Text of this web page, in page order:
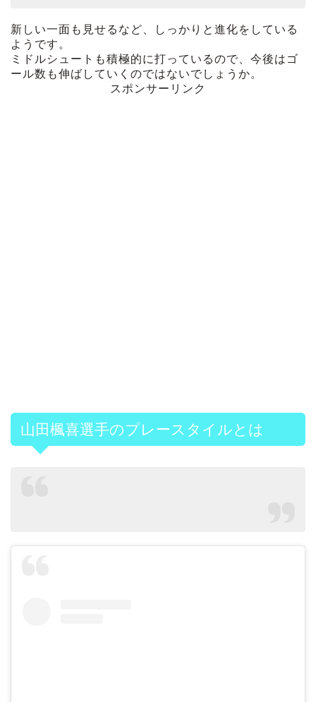
新しい一面も見せるなど、しっかりと進化をしている
ようです。
ミドルシュートも積極的に打っているので、今後はゴ
ール数も伸ばしていくのではないでしょうか。
スポンサーリンク
山田楓喜選手のプレースタイルとは